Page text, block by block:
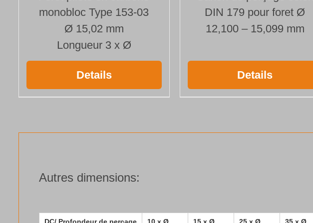
monobloc Type 153-03
Ø 15,02 mm
Longueur 3 x Ø
Details
DIN 179 pour foret Ø
12,100 – 15,099 mm
Details
Autres dimensions:
DC/ Profondeur de perçage 10 x Ø 15 x Ø 25 x Ø 35 x Ø